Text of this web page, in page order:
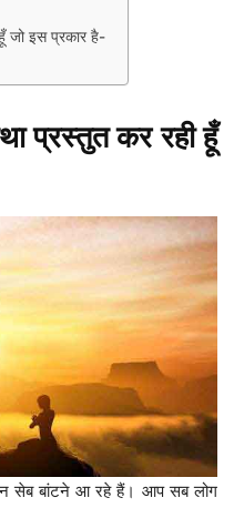
जो इस प्रकार है-
प्रस्तुत कर रही हूँ
सेब बांटने आ रहे हैं। आप सब लोग